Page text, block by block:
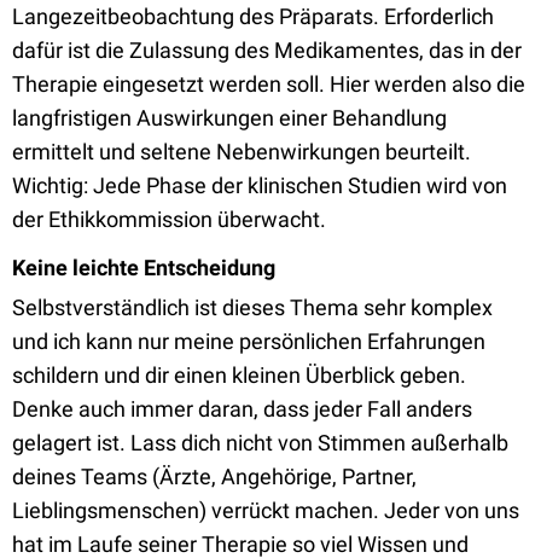
Langezeitbeobachtung des Präparats. Erforderlich
dafür ist die Zulassung des Medikamentes, das in der
Therapie eingesetzt werden soll. Hier werden also die
langfristigen Auswirkungen einer Behandlung
ermittelt und seltene Nebenwirkungen beurteilt.
Wichtig: Jede Phase der klinischen Studien wird von
der Ethikkommission überwacht.
Keine leichte Entscheidung
Selbstverständlich ist dieses Thema sehr komplex
und ich kann nur meine persönlichen Erfahrungen
schildern und dir einen kleinen Überblick geben.
Denke auch immer daran, dass jeder Fall anders
gelagert ist. Lass dich nicht von Stimmen außerhalb
deines Teams (Ärzte, Angehörige, Partner,
Lieblingsmenschen) verrückt machen. Jeder von uns
hat im Laufe seiner Therapie so viel Wissen und